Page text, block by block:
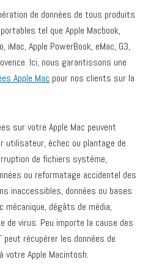
de données de tous produits
tel que Apple Macbook,
iMac, Apple PowerBook, eMac, G3,
Ici, nous garantissons une
Apple Mac pour nos clients sur la
sur votre Apple Mac peuvent
utilisateur, échec ou plantage de
de fichiers système,
ou reformatage accidentel des
inaccessibles, données ou bases
mécanique, dégâts de média,
de virus. Peu importe la cause des
peut récupérer les données de
votre Apple Macintosh.